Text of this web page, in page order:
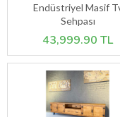
Endüstriyel Masif
Sehpası
43,999.90 TL